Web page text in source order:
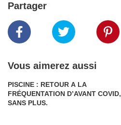
Partager
Vous aimerez aussi
PISCINE : RETOUR A LA
FRÉQUENTATION D’AVANT COVID,
SANS PLUS.